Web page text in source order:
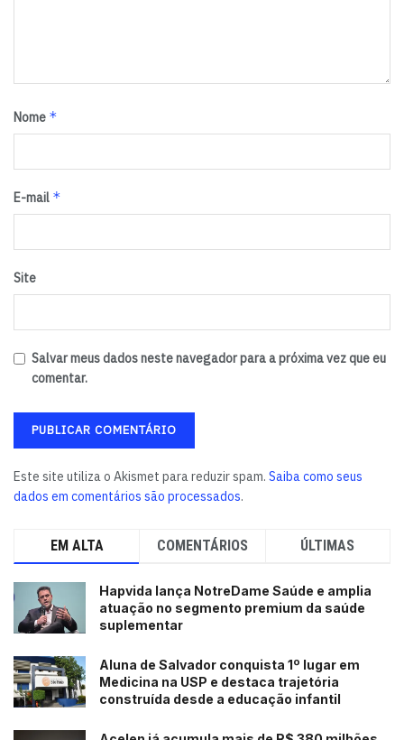
Nome *
E-mail *
Site
Salvar meus dados neste navegador para a próxima vez que eu
comentar.
Este site utiliza o Akismet para reduzir spam. Saiba como seus
dados em comentários são processados.
EM ALTA COMENTÁRIOS ÚLTIMAS
Hapvida lança NotreDame Saúde e amplia
atuação no segmento premium da saúde
suplementar
Aluna de Salvador conquista 1º lugar em
Medicina na USP e destaca trajetória
construída desde a educação infantil